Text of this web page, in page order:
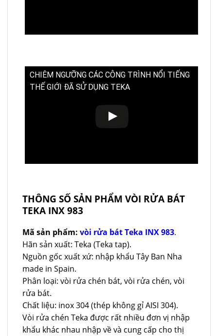
CHIÊM NGƯỠNG CÁC CÔNG TRÌNH NỔI TIẾNG
THẾ GIỚI ĐÃ SỬ DỤNG TEKA
THÔNG SỐ SẢN PHẨM VÒI RỬA BÁT
TEKA INX 983
Mã sản phẩm: vòi rửa bát Teka INX 983.
Hãn sản xuất: Teka (Teka tap).
Nguồn gốc xuất xứ: nhập khẩu Tây Ban Nha
made in Spain.
Phân loại: vòi rửa chén bát, vòi rửa chén, vòi
rửa bát.
Chất liệu: inox 304 (thép không gỉ AISI 304).
Vòi rửa chén Teka được rất nhiều đơn vị nhập
khẩu khác nhau nhập về và cung cấp cho thị